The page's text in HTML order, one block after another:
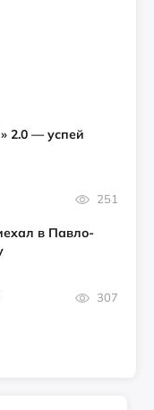
2.0 — успей
251
в Павло-
307